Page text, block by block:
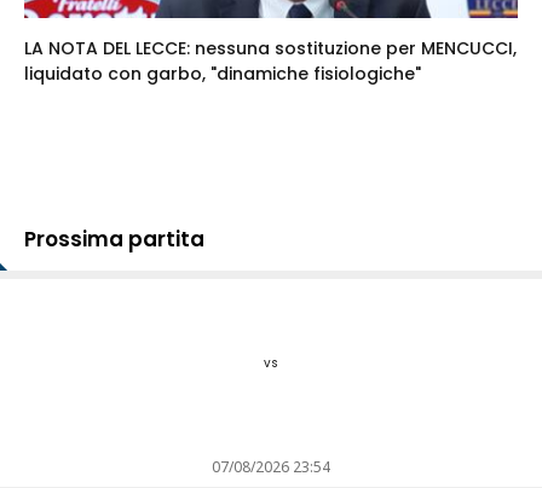
LA NOTA DEL LECCE: nessuna sostituzione per MENCUCCI,
liquidato con garbo, "dinamiche fisiologiche"
Prossima partita
vs
07/08/2026 23:54